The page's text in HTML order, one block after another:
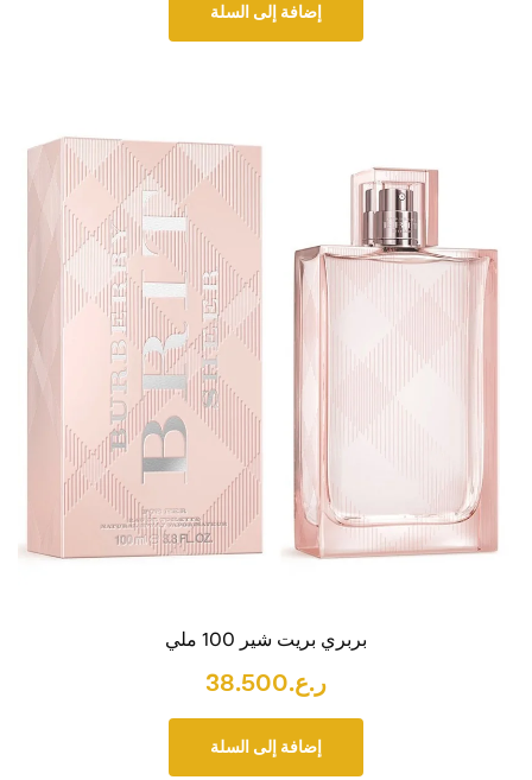
إضافة إلى السلة
بربري بريت شير 100 ملي
ر.ع.38.500
إضافة إلى السلة